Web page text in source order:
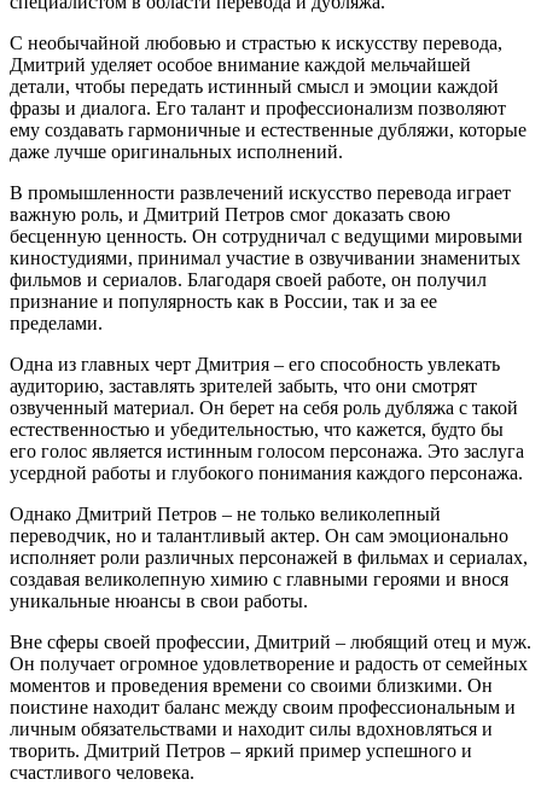
С необычайной любовью и страстью к искусству перевода,
Дмитрий уделяет особое внимание каждой мельчайшей
детали, чтобы передать истинный смысл и эмоции каждой
фразы и диалога. Его талант и профессионализм позволяют
ему создавать гармоничные и естественные дубляжи, которые
даже лучше оригинальных исполнений.
В промышленности развлечений искусство перевода играет
важную роль, и Дмитрий Петров смог доказать свою
бесценную ценность. Он сотрудничал с ведущими мировыми
киностудиями, принимал участие в озвучивании знаменитых
фильмов и сериалов. Благодаря своей работе, он получил
признание и популярность как в России, так и за ее
пределами.
Одна из главных черт Дмитрия – его способность увлекать
аудиторию, заставлять зрителей забыть, что они смотрят
озвученный материал. Он берет на себя роль дубляжа с такой
естественностью и убедительностью, что кажется, будто бы
его голос является истинным голосом персонажа. Это заслуга
усердной работы и глубокого понимания каждого персонажа.
Однако Дмитрий Петров – не только великолепный
переводчик, но и талантливый актер. Он сам эмоционально
исполняет роли различных персонажей в фильмах и сериалах,
создавая великолепную химию с главными героями и внося
уникальные нюансы в свои работы.
Вне сферы своей профессии, Дмитрий – любящий отец и муж.
Он получает огромное удовлетворение и радость от семейных
моментов и проведения времени со своими близкими. Он
поистине находит баланс между своим профессиональным и
личным обязательствами и находит силы вдохновляться и
творить. Дмитрий Петров – яркий пример успешного и
счастливого человека.